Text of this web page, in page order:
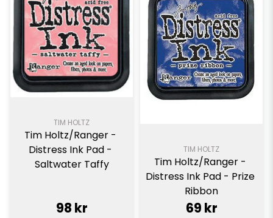
TIM HOLTZ
Tim Holtz/Ranger -
Distress Ink Pad -
Saltwater Taffy
98 kr
TIM HOLTZ
Tim Holtz/Ranger -
Distress Ink Pad - Prize
Ribbon
69 kr